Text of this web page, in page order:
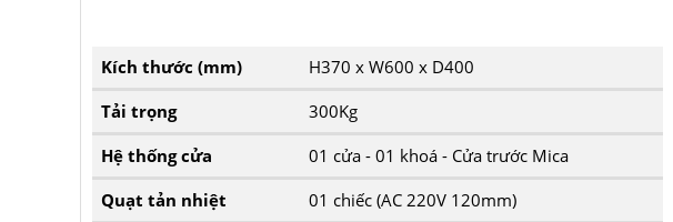
Kích thước (mm)
H370 x W600 x D400
Tải trọng
300Kg
Hệ thống cửa
01 cửa - 01 khoá - Cửa trước Mica
Quạt tản nhiệt
01 chiếc (AC 220V 120mm)